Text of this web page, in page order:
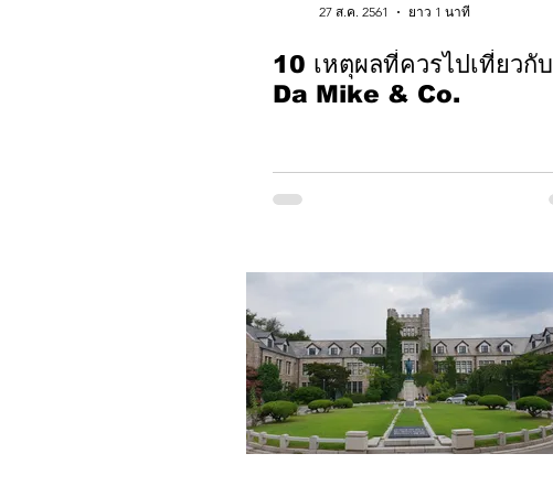
27 ส.ค. 2561
ยาว 1 นาที
10 เหตุผลที่ควรไปเที่ยวกับ
Da Mike & Co.